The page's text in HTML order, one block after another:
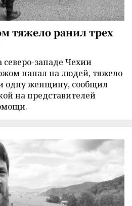
тяжело ранил трех
северо-западе Чехии
напал на людей, тяжело
одну женщину, сообщил
на представителей